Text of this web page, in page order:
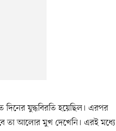
যুদ্ধবিরতি হয়েছিল। এরপর
তা আলোর মুখ দেখেনি। এরই মধ্যে